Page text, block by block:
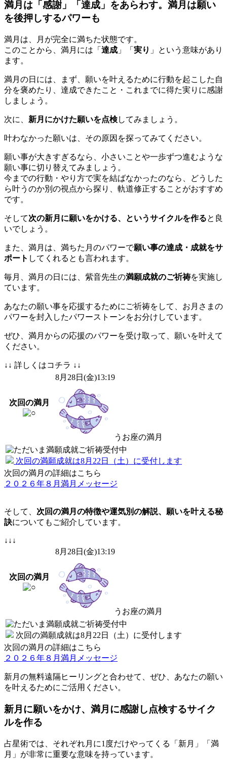
満月は「感謝」「達成」をあらわす。満月は願い
を後押しするパワーも
満月は、月が完全に満ちた状態です。
このことから、満月には「 達成 」「 実り 」という意味があり
ます。
満月の日には、まず、願いを叶えるために行動を起こした自
分を褒めたり、達成できたこと・これまでに得た実りに感謝
しましょう。
次に、 新月にかけた願いを点検してみましょう。
叶わなかった願いは、その原因を探ってみてください。
願い事が大きすぎるなら、小さいことや一歩ずつ進むような
願い事に切り替えてみましょう。
今までの行動・やり方で実を結ばなかったのなら、どうした
ら叶うのか別の視点から探り、軌道修正することがおすすめ
です。
そして次の新月に願いをかける、というサイクルを作ると良
いでしょう。
また、満月は、満ちた月のパワーで願い事の達成・成就をサ
ポート してくれるとも言われます。
毎月、満月の日には、紫音先生の満願成就のご祈祷を実施し
ています。
あなたの願い事を応援するためにご祈祷をして、お月さまの
パワーを封入したパワーストーンをお分けしています。
ぜひ、満月からの応援のパワーを受け取って、願いを叶えて
ください。
↓↓ 詳しくはコチラ ↓↓
次回の満月
8月 28日(金)13:19
うお座の満月
次回の満願成就は8月22日（土） に受付します
次回の満月の詳細はこちら
２０２６年８月満月メッセージ
そして、 次回の満月の特徴や運気別の解説、願いを叶える秘
訣についてもご紹介しています。
↓↓↓
次回の満月
8月 28日(金)13:19
うお座の満月
次回の満願成就は8月22日（土） に受付します
次回の満月の詳細はこちら
２０２６年８月満月メッセージ
新月の無料遠隔ヒーリングと合わせて、ぜひ、あなたの願い
を叶えるためにご活用ください。
新月に願いをかけ、満月に感謝し点検するサイク
ルを作る
占星術では、それぞれ月に1度だけやってくる「新月」「満
月」が非常に重要な意味を持っています。